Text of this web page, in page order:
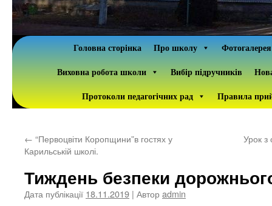
Головна сторінка Про школу
Фотогалерея
Виховна робота школи
Вибір підручників
Протоколи педагогічних рад
Правила
← “Первоцвіти Коропщини”в гостях у
Карильській школі.
Урок з
Тиждень безпеки
Дата публікації 18.11.2019 | Авторadmin